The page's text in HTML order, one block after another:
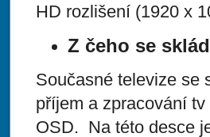
HD rozlišení (1920 x
Z čeho se
Současné televize se
příjem a zpracování
OSD. Na této desce